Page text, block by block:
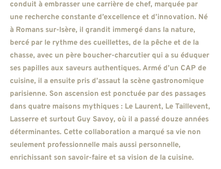
conduit à embrasser une carrière de chef, marquée par
une recherche constante d’excellence et d’innovation. Né
à Romans sur-Isère, il grandit immergé dans la nature,
bercé par le rythme des cueillettes, de la pêche et de la
chasse, avec un père boucher-charcutier qui a su éduquer
ses papilles aux saveurs authentiques. Armé d’un CAP de
cuisine, il a ensuite pris d’assaut la scène gastronomique
parisienne. Son ascension est ponctuée par des passages
dans quatre maisons mythiques : Le Laurent, Le Taillevent,
Lasserre et surtout Guy Savoy, où il a passé douze années
déterminantes. Cette collaboration a marqué sa vie non
seulement professionnelle mais aussi personnelle,
enrichissant son savoir-faire et sa vision de la cuisine.